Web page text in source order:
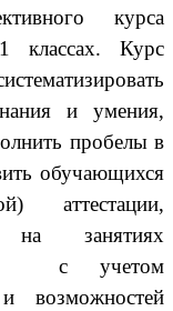
курса
классах. Курс
и умения,
пробелы в
обучающихся
аттестации,
на занятиях
с учетом
возможностей